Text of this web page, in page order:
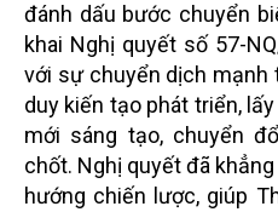
đánh dấu bước chuyển
khai Nghị quyết số 57-
với sự chuyển dịch
duy kiến tạo phát triển,
mới sáng tạo, chuyển
chốt. Nghị quyết đã
hướng chiến lược, giúp